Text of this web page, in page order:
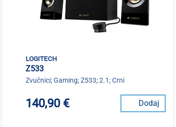
logitech
Z533
Zvučnici; Gaming; Z533; 2.1; Crni
140,90 € Dodaj